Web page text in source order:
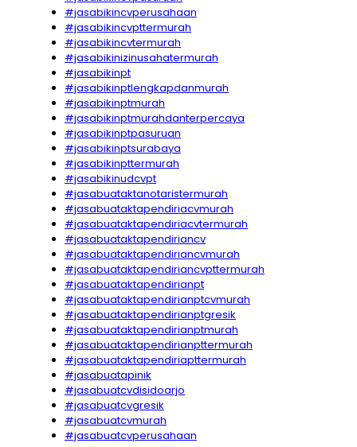
#jasabikincvperusahaan
#jasabikincvpttermurah
#jasabikincvtermurah
#jasabikinizinusahatermurah
#jasabikinpt
#jasabikinptlengkapdanmurah
#jasabikinptmurah
#jasabikinptmurahdanterpercaya
#jasabikinptpasuruan
#jasabikinptsurabaya
#jasabikinpttermurah
#jasabikinudcvpt
#jasabuataktanotaristermurah
#jasabuataktapendiriacvmurah
#jasabuataktapendiriacvtermurah
#jasabuataktapendiriancv
#jasabuataktapendiriancvmurah
#jasabuataktapendiriancvpttermurah
#jasabuataktapendirianpt
#jasabuataktapendirianptcvmurah
#jasabuataktapendirianptgresik
#jasabuataktapendirianptmurah
#jasabuataktapendirianpttermurah
#jasabuataktapendiriapttermurah
#jasabuatapinik
#jasabuatcvdisidoarjo
#jasabuatcvgresik
#jasabuatcvmurah
#jasabuatcvperusahaan